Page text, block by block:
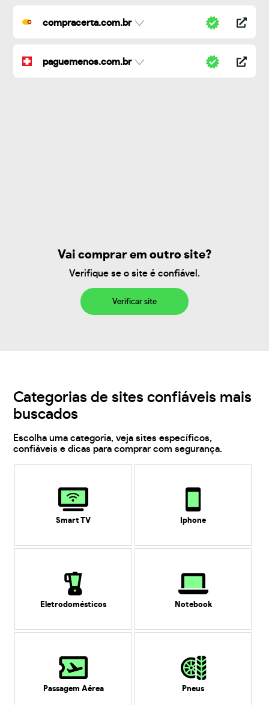
compracerta.com.br
paguemenos.com.br
Vai comprar em outro site?
Verifique se o site é confiável.
Verificar site
Categorias de sites confiáveis mais
buscados
Escolha uma categoria, veja sites específicos,
confiáveis e dicas para comprar com segurança.
Smart TV Iphone
Eletrodomésticos Notebook
Passagem Aérea Pneus